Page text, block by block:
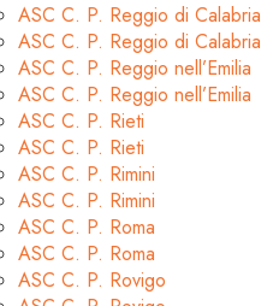
ASC C. P. Reggio di Calabria
ASC C. P. Reggio di Calabria
ASC C. P. Reggio nell’Emilia
ASC C. P. Reggio nell’Emilia
ASC C. P. Rieti
ASC C. P. Rieti
ASC C. P. Rimini
ASC C. P. Rimini
ASC C. P. Roma
ASC C. P. Roma
ASC C. P. Rovigo